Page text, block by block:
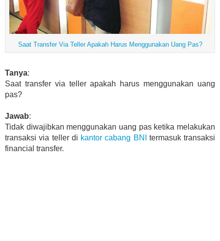
Saat Transfer Via Teller Apakah Harus Menggunakan Uang Pas?
Tanya:
Saat transfer via teller apakah harus menggunakan uang
pas?
Jawab:
Tidak diwajibkan menggunakan uang pas ketika melakukan
transaksi via teller di kantor cabang BNI
termasuk transaksi
financial transfer.